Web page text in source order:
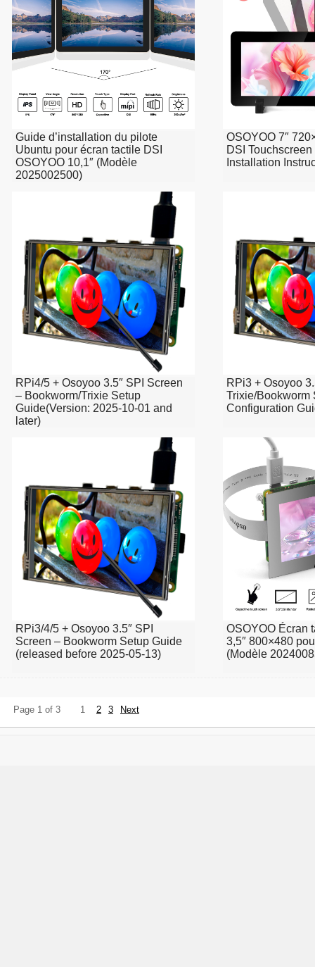
Guide d’installation du pilote
Ubuntu pour écran tactile DSI
OSOYOO 10,1″ (Modèle
2025002500)
OSOYOO 7″
DSI
Installation
RPi4/5 + Osoyoo 3.5″ SPI Screen
– Bookworm/Trixie Setup
Guide(Version: 2025-10-01 and
later)
RPi3 + Osoyoo
Trixie/Bookworm
Configuration
RPi3/4/5 + Osoyoo 3.5″ SPI
Screen – Bookworm Setup Guide
(released before 2025-05-13)
OSOYOO Écran
3,5″ 800×480
(Modèle
Page 1 of 3 1 2 3 Next